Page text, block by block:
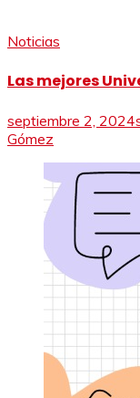
Noticias
Las mejores
septiembre 2, 2024
Gómez